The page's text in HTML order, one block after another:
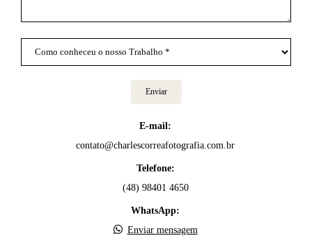
Enviar
E-mail:
contato@charlescorreafotografia.com.br
Telefone:
(48) 98401 4650
WhatsApp:
Enviar mensagem